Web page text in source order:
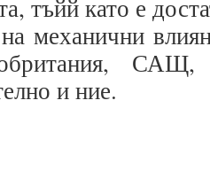
тъйй като е
механични
и ние.